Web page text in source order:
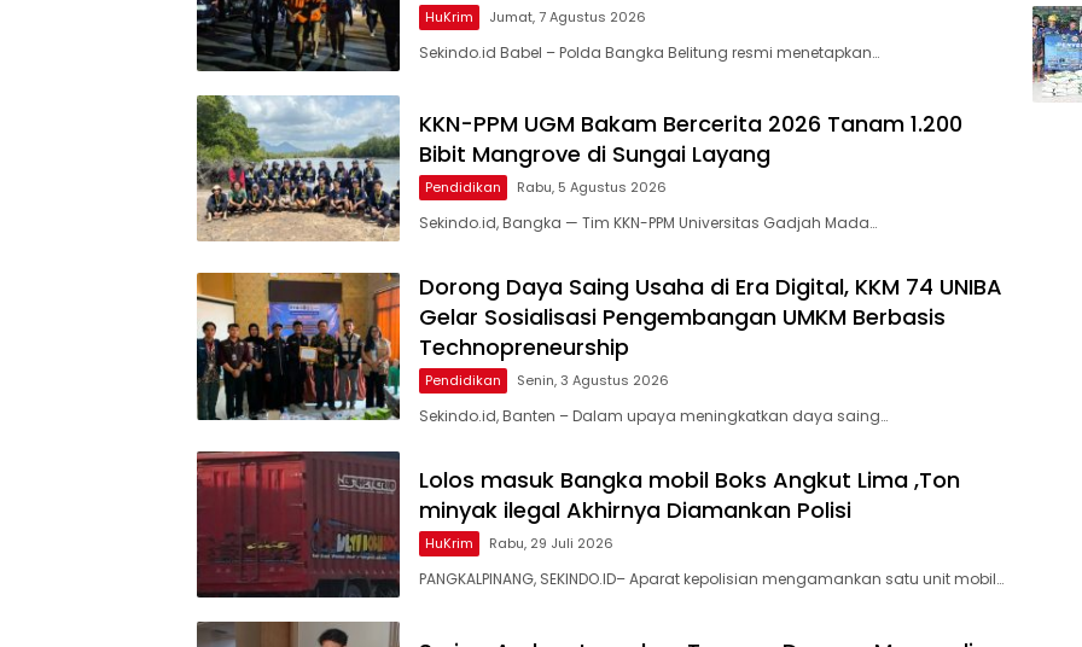
HuKrim Jumat, 7 Agustus 2026
Sekindo.id Babel – Polda Bangka Belitung resmi menetapkan…
KKN-PPM UGM Bakam Bercerita 2026 Tanam 1.200
Bibit Mangrove di Sungai Layang
Pendidikan Rabu, 5 Agustus 2026
Sekindo.id, Bangka — Tim KKN-PPM Universitas Gadjah Mada…
Dorong Daya Saing Usaha di Era Digital, KKM 74 UNIBA
Gelar Sosialisasi Pengembangan UMKM Berbasis
Technopreneurship
Pendidikan Senin, 3 Agustus 2026
Sekindo.id, Banten – Dalam upaya meningkatkan daya saing…
Lolos masuk Bangka mobil Boks Angkut Lima ,Ton
minyak ilegal Akhirnya Diamankan Polisi
HuKrim Rabu, 29 Juli 2026
PANGKALPINANG, SEKINDO.ID– Aparat kepolisian mengamankan satu unit mobil…